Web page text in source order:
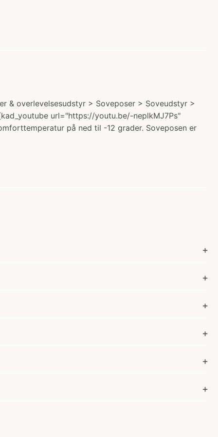
& overlevelsesudstyr > Soveposer > Soveudstyr >
url="https://youtu.be/-neplkMJ7Ps"
på ned til -12 grader. Soveposen er